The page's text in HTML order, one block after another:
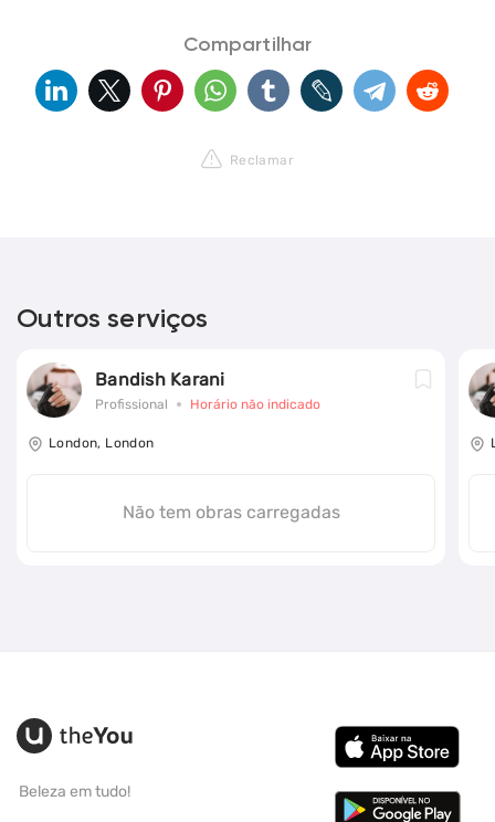
Compartilhar
Reclamar
Outros serviços
Bandish Karani
Profissional Horário não indicado
London, London
Não tem obras carregadas
Beleza em tudo!